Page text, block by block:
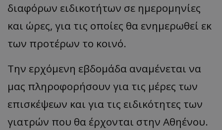
διαφόρων ειδικοτήτων σε ημερομηνίες
και ώρες, για τις οποίες θα ενημερωθεί εκ
των προτέρων το κοινό.
Την ερχόμενη εβδομάδα αναμένεται να
μας πληροφορήσουν για τις μέρες των
επισκέψεων και για τις ειδικότητες των
γιατρών που θα έρχονται στην Αθηένου.